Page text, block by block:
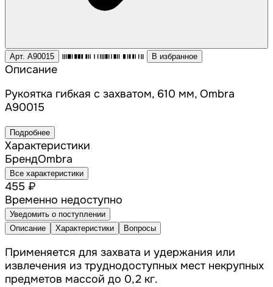
Арт. A90015 В избранное
Описание
Рукоятка гибкая с захватом, 610 мм, Ombra
A90015
Подробнее
Характеристики
БрендOmbra
Все характеристики
455 ₽
Временно недоступно
Уведомить о поступлении
Описание
Характеристики Вопросы
Применяется для захвата и удержания или
извлечения из труднодоступных мест некрупных
предметов массой до 0,2 кг.